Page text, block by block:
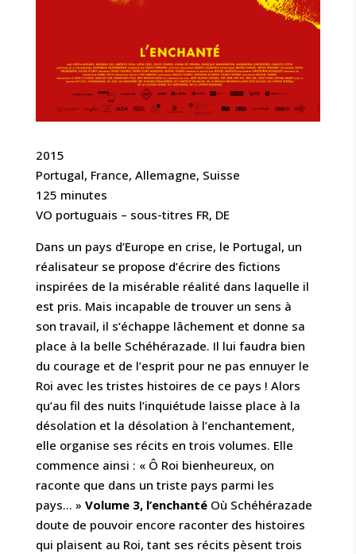
2015
Portugal, France, Allemagne, Suisse
125 minutes
VO portuguais – sous-titres FR, DE
Dans un pays d’Europe en crise, le Portugal, un
réalisateur se propose d’écrire des fictions
inspirées de la misérable réalité dans laquelle il
est pris. Mais incapable de trouver un sens à
son travail, il s‘échappe lâchement et donne sa
place à la belle Schéhérazade. Il lui faudra bien
du courage et de l’esprit pour ne pas ennuyer le
Roi avec les tristes histoires de ce pays ! Alors
qu’au fil des nuits l’inquiétude laisse place à la
désolation et la désolation à l’enchantement,
elle organise ses récits en trois volumes. Elle
commence ainsi : « Ô Roi bienheureux, on
raconte que dans un triste pays parmi les
pays… » Volume 3, l’enchanté Où Schéhérazade
doute de pouvoir encore raconter des histoires
qui plaisent au Roi, tant ses récits pèsent trois